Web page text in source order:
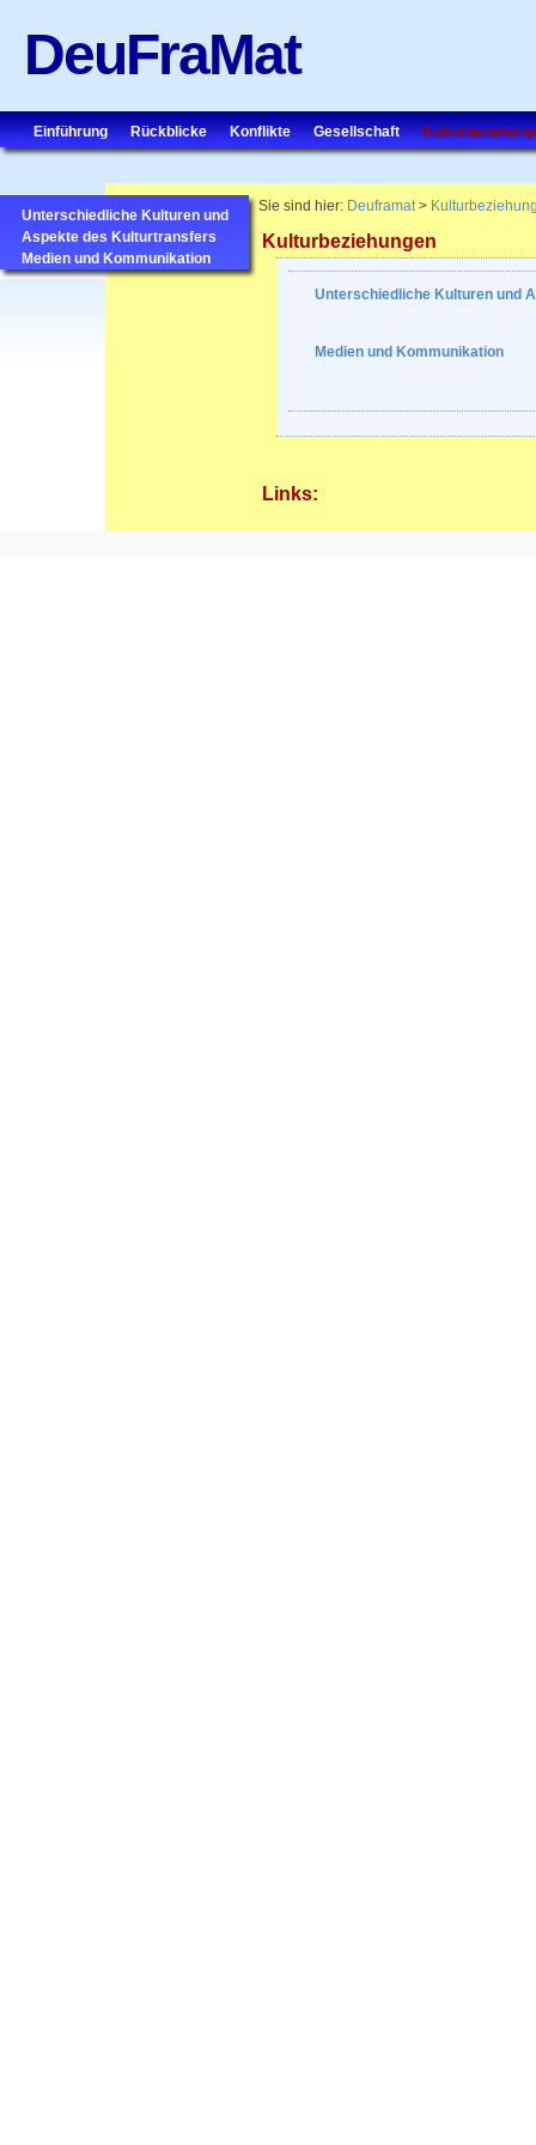
DeuFraMat
Einführung Rückblicke Konflikte Gesellschaft
Unterschiedliche Kulturen und
Aspekte des Kulturtransfers
Medien und Kommunikation
Sie sind hier: Deuframat>
Kulturbeziehungen
Unterschiedliche Kulturen und
Medien und Kommunikation
Links: